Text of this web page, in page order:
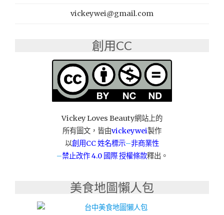
vickeywei@gmail.com
創用CC
Vickey Loves Beauty網站上的
所有圖文，皆由vickeywei製作
以創用CC 姓名標示–非商業性
–禁止改作4.0 國際 授權條款釋出。
美食地圖懶人包